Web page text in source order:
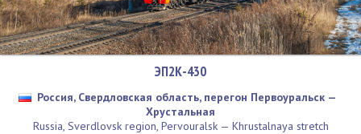
ЭП2К-430
Россия, Свердловская область, перегон Первоуральск —
Хрустальная
Russia, Sverdlovsk region, Pervouralsk — Khrustalnaya stretch